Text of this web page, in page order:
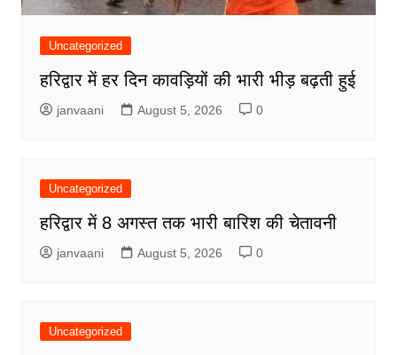
Uncategorized
हरिद्वार में हर दिन कावड़ियों की भारी भीड़ बढ़ती हुई
janvaani August 5, 2026 0
Uncategorized
हरिद्वार में 8 अगस्त तक भारी बारिश की चेतावनी
janvaani August 5, 2026 0
Uncategorized